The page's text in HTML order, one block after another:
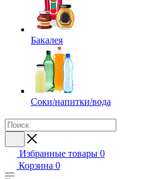
Бакалея
Соки/напитки/вода
Избранные товары 0
Корзина 0